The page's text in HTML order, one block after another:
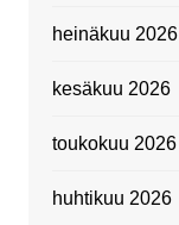
heinäkuu 2026
kesäkuu 2026
toukokuu 2026
huhtikuu 2026